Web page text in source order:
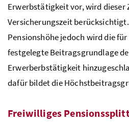
Erwerbstätigkeit vor, wird dieser
Versicherungszeit
Pensionshöhe jedoch wird die
festgelegte Beitragsgrundlage
Erwerberbstätigkeit
dafür bildet die
Freiwilliges